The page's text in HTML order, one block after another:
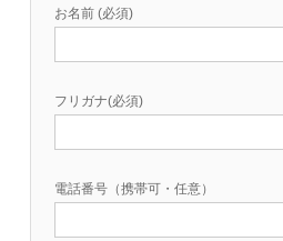
お名前 (必須)
フリガナ(必須)
電話番号（携帯可・任意）